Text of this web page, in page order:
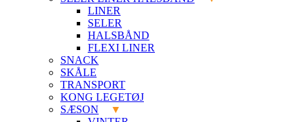
LINER
SELER
HALSBÅND
FLEXI LINER
SNACK
SKÅLE
TRANSPORT
KONG LEGETØJ
SÆSON